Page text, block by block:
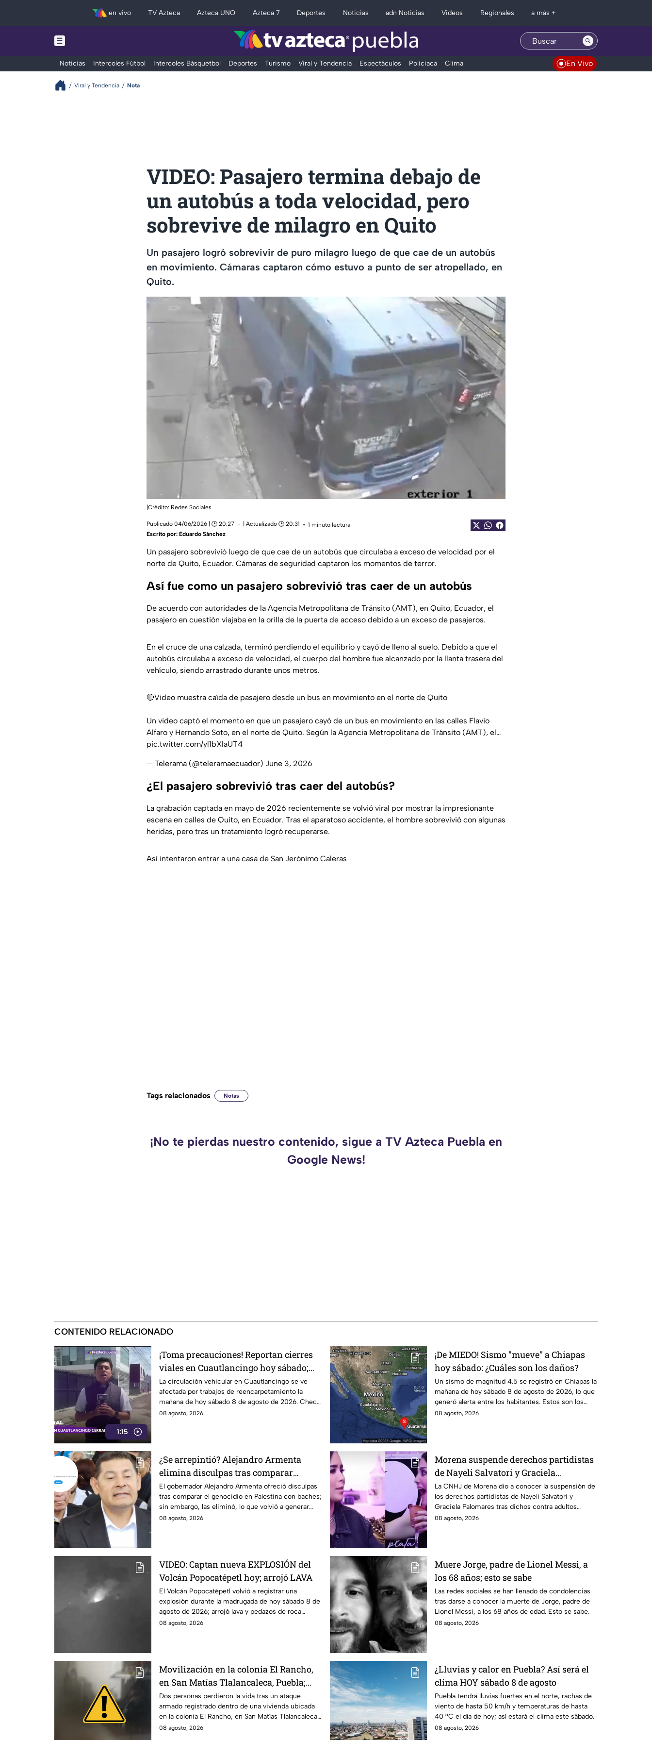
en vivo TV Azteca Azteca UNO Azteca 7 Deportes Noticias adn Noticias Videos Regionales a más +
Noticias Intercoles Fútbol Intercoles Básquetbol Deportes Turismo Viral y Tendencia Espectáculos Policiaca Clima En Vivo
Viral y Tendencia Nota
VIDEO: Pasajero termina debajo de
un autobús a toda velocidad, pero
sobrevive de milagro en Quito
Un pasajero logró sobrevivir de puro milagro luego de que cae de un autobús
en movimiento. Cámaras captaron cómo estuvo a punto de ser atropellado, en
Quito.
|Crédito: Redes Sociales
Publicado 04/06/2026 | 🕑 20:27 | Actualizado 🕑 20:31
1 minuto lectura
Escrito por: Eduardo Sánchez
Un pasajero sobrevivió luego de que cae de un autobús que circulaba a exceso de velocidad por el
norte de Quito, Ecuador. Cámaras de seguridad captaron los momentos de terror.
Así fue como un pasajero sobrevivió tras caer de un autobús
De acuerdo con autoridades de la Agencia Metropolitana de Tránsito (AMT), en Quito, Ecuador, el
pasajero en cuestión viajaba en la orilla de la puerta de acceso debido a un exceso de pasajeros.
En el cruce de una calzada, terminó perdiendo el equilibrio y cayó de lleno al suelo. Debido a que el
autobús circulaba a exceso de velocidad, el cuerpo del hombre fue alcanzado por la llanta trasera del
vehículo, siendo arrastrado durante unos metros.
🔴Video muestra caída de pasajero desde un bus en movimiento en el norte de Quito
Un video captó el momento en que un pasajero cayó de un bus en movimiento en las calles Flavio
Alfaro y Hernando Soto, en el norte de Quito. Según la Agencia Metropolitana de Tránsito (AMT), el…
pic.twitter.com/yl1bXlaUT4
— Telerama (@teleramaecuador) June 3, 2026
¿El pasajero sobrevivió tras caer del autobús?
La grabación captada en mayo de 2026 recientemente se volvió viral por mostrar la impresionante
escena en calles de Quito, en Ecuador. Tras el aparatoso accidente, el hombre sobrevivió con algunas
heridas, pero tras un tratamiento logró recuperarse.
Así intentaron entrar a una casa de San Jerónimo Caleras
Tags relacionados Notas
¡No te pierdas nuestro contenido, sigue a TV Azteca Puebla en
Google News!
CONTENIDO RELACIONADO
1:15
¡Toma precauciones! Reportan cierres
viales en Cuautlancingo hoy sábado;
vías alternas
La circulación vehicular en Cuautlancingo se ve
afectada por trabajos de reencarpetamiento la
mañana de hoy sábado 8 de agosto de 2026. Checa
los detalles.
08 agosto, 2026
¡De MIEDO! Sismo "mueve" a Chiapas
hoy sábado: ¿Cuáles son los daños?
Un sismo de magnitud 4.5 se registró en Chiapas la
mañana de hoy sábado 8 de agosto de 2026, lo que
generó alerta entre los habitantes. Estos son los
detalles.
08 agosto, 2026
¿Se arrepintió? Alejandro Armenta
elimina disculpas tras comparar
genocidio palestino con baches;
Morena calla
El gobernador Alejandro Armenta ofreció disculpas
tras comparar el genocidio en Palestina con baches;
sin embargo, las eliminó, lo que volvió a generar
críticas.
08 agosto, 2026
Morena suspende derechos partidistas
de Nayeli Salvatori y Graciela
Palomares tras dichos contra adultos
mayores
La CNHJ de Morena dio a conocer la suspensión de
los derechos partidistas de Nayeli Salvatori y
Graciela Palomares tras dichos contra adultos
mayores.
08 agosto, 2026
VIDEO: Captan nueva EXPLOSIÓN del
Volcán Popocatépetl hoy; arrojó LAVA
El Volcán Popocatépetl volvió a registrar una
explosión durante la madrugada de hoy sábado 8 de
agosto de 2026; arrojó lava y pedazos de roca
caliente.
08 agosto, 2026
Muere Jorge, padre de Lionel Messi, a
los 68 años; esto se sabe
Las redes sociales se han llenado de condolencias
tras darse a conocer la muerte de Jorge, padre de
Lionel Messi, a los 68 años de edad. Esto se sabe.
08 agosto, 2026
Movilización en la colonia El Rancho,
en San Matías Tlalancaleca, Puebla;
reportan dos personas sin vida
Dos personas perdieron la vida tras un ataque
armado registrado dentro de una vivienda ubicada
en la colonia El Rancho, en San Matías Tlalancaleca,
Puebla.
08 agosto, 2026
¿Lluvias y calor en Puebla? Así será el
clima HOY sábado 8 de agosto
Puebla tendrá lluvias fuertes en el norte, rachas de
viento de hasta 50 km/h y temperaturas de hasta
40 °C el día de hoy; así estará el clima este sábado.
08 agosto, 2026